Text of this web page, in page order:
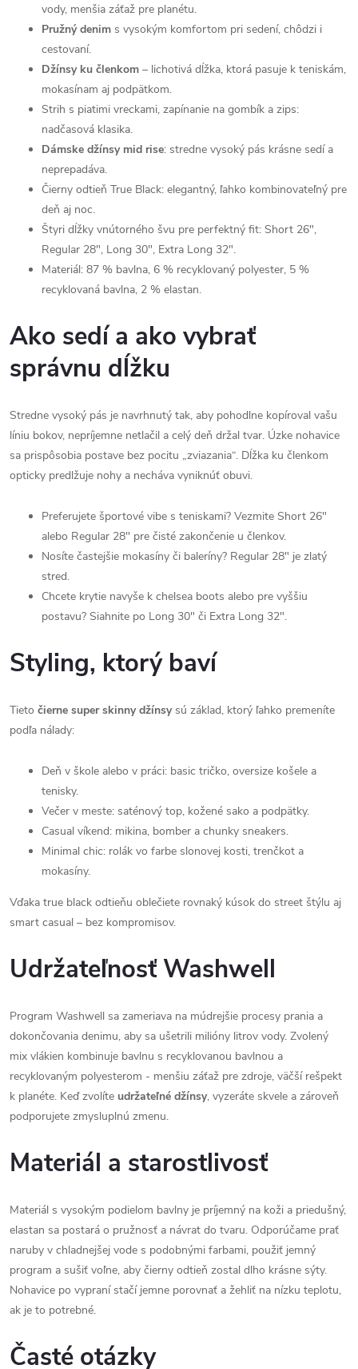
vody, menšia záťaž pre planétu.
Pružný denim s vysokým komfortom pri sedení, chôdzi i
cestovaní.
Džínsy ku členkom – lichotivá dĺžka, ktorá pasuje k teniskám,
mokasínam aj podpätkom.
Strih s piatimi vreckami, zapínanie na gombík a zips:
nadčasová klasika.
Dámske džínsy mid rise: stredne vysoký pás krásne sedí a
neprepadáva.
Čierny odtieň True Black: elegantný, ľahko kombinovateľný pre
deň aj noc.
Štyri dĺžky vnútorného švu pre perfektný fit: Short 26",
Regular 28", Long 30", Extra Long 32".
Materiál: 87 % bavlna, 6 % recyklovaný polyester, 5 %
recyklovaná bavlna, 2 % elastan.
Ako sedí a ako vybrať
správnu dĺžku
Stredne vysoký pás je navrhnutý tak, aby pohodlne kopíroval vašu
líniu bokov, nepríjemne netlačil a celý deň držal tvar. Úzke nohavice
sa prispôsobia postave bez pocitu „zviazania“. Dĺžka ku členkom
opticky predlžuje nohy a necháva vyniknúť obuvi.
Preferujete športové vibe s teniskami? Vezmite Short 26"
alebo Regular 28" pre čisté zakončenie u členkov.
Nosíte častejšie mokasíny či baleríny? Regular 28" je zlatý
stred.
Chcete krytie navyše k chelsea boots alebo pre vyššiu
postavu? Siahnite po Long 30" či Extra Long 32".
Styling, ktorý baví
Tieto čierne super skinny džínsysú základ, ktorý ľahko premeníte
podľa nálady:
Deň v škole alebo v práci: basic tričko, oversize košele a
tenisky.
Večer v meste: saténový top, kožené sako a podpätky.
Casual víkend: mikina, bomber a chunky sneakers.
Minimal chic: rolák vo farbe slonovej kosti, trenčkot a
mokasíny.
Vďaka true black odtieňu oblečiete rovnaký kúsok do street štýlu aj
smart casual – bez kompromisov.
Udržateľnosť Washwell
Program Washwell sa zameriava na múdrejšie procesy prania a
dokončovania denimu, aby sa ušetrili milióny litrov vody. Zvolený
mix vlákien kombinuje bavlnu s recyklovanou bavlnou a
recyklovaným polyesterom - menšiu záťaž pre zdroje, väčší rešpekt
k planéte. Keď zvolíte udržateľné džínsy, vyzeráte skvele a zároveň
podporujete zmysluplnú zmenu.
Materiál a starostlivosť
Materiál s vysokým podielom bavlny je príjemný na koži a priedušný,
elastan sa postará o pružnosť a návrat do tvaru. Odporúčame prať
naruby v chladnejšej vode s podobnými farbami, použiť jemný
program a sušiť voľne, aby čierny odtieň zostal dlho krásne sýty.
Nohavice po vypraní stačí jemne porovnať a žehliť na nízku teplotu,
ak je to potrebné.
Časté otázky